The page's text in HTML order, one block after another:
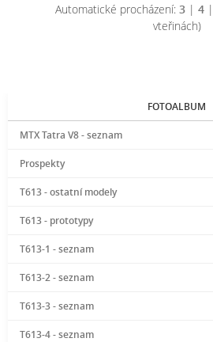
Automatické procházení: 3 | 4 |
vteřinách)
FOTOALBUM
MTX Tatra V8 - seznam
Prospekty
T613 - ostatní modely
T613 - prototypy
T613-1 - seznam
T613-2 - seznam
T613-3 - seznam
T613-4 - seznam